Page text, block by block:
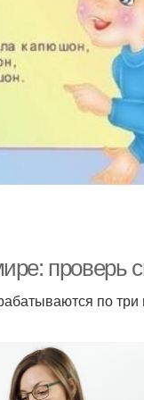
проверь
по три